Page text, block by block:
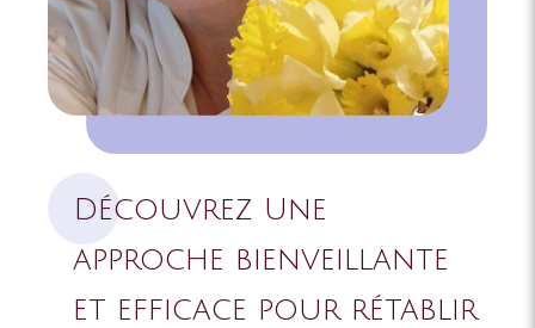
Découvrez Une
approche bienveillante
et efficace pour rétablir